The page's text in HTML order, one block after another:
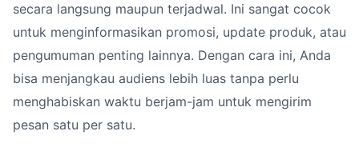
secara langsung maupun terjadwal. Ini sangat cocok
untuk menginformasikan promosi, update produk, atau
pengumuman penting lainnya. Dengan cara ini, Anda
bisa menjangkau audiens lebih luas tanpa perlu
menghabiskan waktu berjam-jam untuk mengirim
pesan satu per satu.